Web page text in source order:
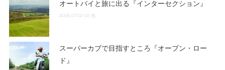
オートバイと旅に出る『インターセクション』
2025.07.02 02:35
スーパーカブで目指すところ『オープン・ロー
ド』